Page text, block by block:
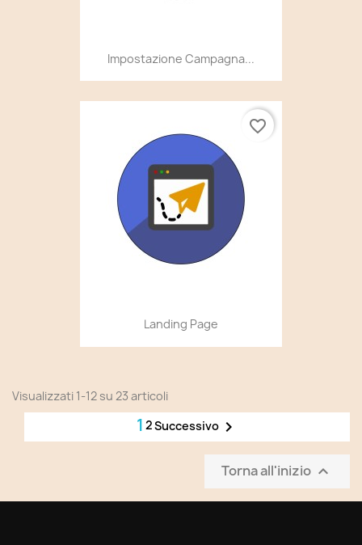
Impostazione Campagna...
Landing Page
favorite_border
Visualizzati 1-12 su 23 articoli
1 2Successivo
Torna all'inizio 